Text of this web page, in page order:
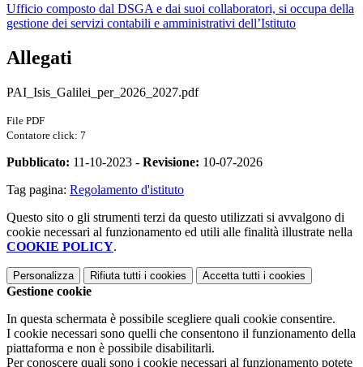
Ufficio composto dal DSGA e dai suoi collaboratori, si occupa della
gestione dei servizi contabili e amministrativi dell’Istituto
Allegati
PAI_Isis_Galilei_per_2026_2027.pdf
File PDF
Contatore click: 7
Pubblicato: 11-10-2023 - Revisione: 10-07-2026
Tag pagina: Regolamento d'istituto
Questo sito o gli strumenti terzi da questo utilizzati si avvalgono di
cookie necessari al funzionamento ed utili alle finalità illustrate nella
COOKIE POLICY.
Personalizza Rifiuta tutti i cookies Accetta tutti i cookies
Gestione cookie
In questa schermata è possibile scegliere quali cookie consentire.
I cookie necessari sono quelli che consentono il funzionamento della
piattaforma e non è possibile disabilitarli.
Per conoscere quali sono i cookie necessari al funzionamento potete